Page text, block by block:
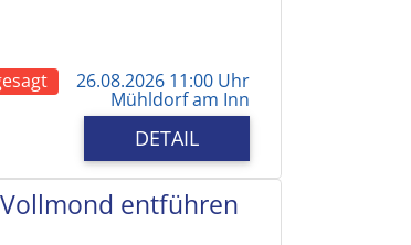
26.08.2026 11:00 Uhr
Mühldorf am Inn
DETAIL
entführen